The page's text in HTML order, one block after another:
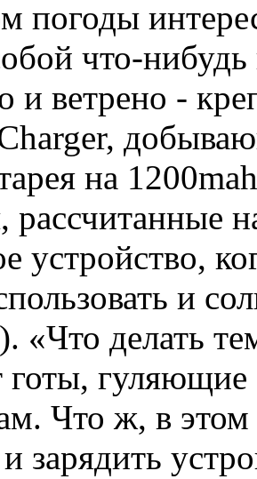
погоды
что-
и ветрено -
на
рассчитанные
устройство,
и
«Что делать
готы,
Что ж, в этом
зарядить